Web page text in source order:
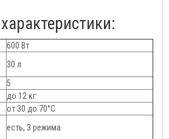
600 Вт
30 л
5
до 12 кг
от 30 до 70°C
есть, 3 режима